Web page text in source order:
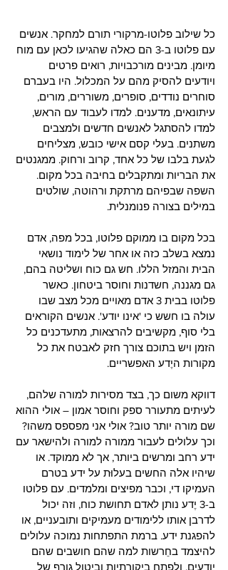
כל שילוב פלוטו-מרקורי תורם למחקר. אנשים
עם פלוטו ב-3 הם כאלה שהגיעו לכאן עם מוח
מיומן. מבינים מורכבויות, רואים פרטים
ויודעים להסיק מהם על המכלול. היו בעברם
סוחרים נודדים, סופרים, משוררים, מורים,
עיתונאים, מדענים. למדו לעבוד עם הראש,
למדו להסתגל לאנשים חדשים ולמצבים
משתנים. בעלי קסם אישי כובש, מצליחים
לגעת בלבו של כל אחד, קרוב ורחוק. ממגנטים
את הבריות ומתקבלים בחיבה בכל מקום.
השפה שבפיהם מרתקת ורהוטה, שולטים
במילים בצורה פנומנלית.
בכל מקום בו ממוקם פלוטו, בכל מפה, אדם
נמצא בשלב כזה או אחר של לימוד נושאי
הבית והמזל הללו. חש גם כוח ושליטה בהם,
גם מגננה, חשדנות וחוסר ביטחון. כאשר
פלוטו בבית 3 אדם מאויים מכל מצב שבו
עולה בו חשש כי 'אינו יודע'. אנשים הקוראים
בלי סוף, מקשיבים להרצאות, מתעדכנים כל
הזמן ויש בתוכם צורך חזק לאבטח את כל
מקורות היֶדע האפשריים.
דווקא משום כך, בצד מסירות למורה שלהם,
לעיתים מתעורר ספק וחוסר אמון – אולי ההוא
שם מורה יותר טוב? אולי אני מפספס משהו?
וכך עלולים לעבור ממורה למורה ולהישאר עם
ידע רחב ומרשים ביותר, אך לא ממוקד. או
שיהיו אלה החשים בעלוּת על ידע בטרם
העמיקו די, וכבר מפיצים ומלמדים. עם פלוטו
ב-3 יֶדע נותן לאדם תחושת כוח, וזה יכול
לדרבן אותו ללימודים מעמיקים ותובעניים, או
להפגנת ידע. ברמת התפתחות נמוכה עלולים
להיצמד בחֵרשות למה שהם חושבים שהם
יודעים, ולפתח ביקורתיות וביטול גורֵף של